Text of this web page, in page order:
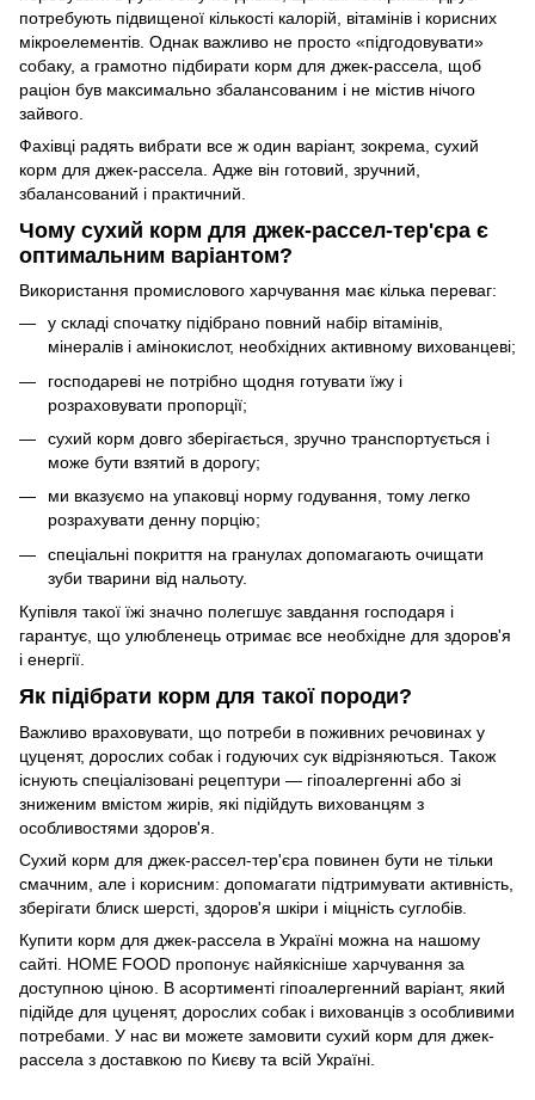
потребують підвищеної кількості калорій, вітамінів і корисних
мікроелементів. Однак важливо не просто «підгодовувати»
собаку, а грамотно підбирати корм для джек-рассела, щоб
раціон був максимально збалансованим і не містив нічого
зайвого.
Фахівці радять вибрати все ж один варіант, зокрема, сухий
корм для джек-рассела. Адже він готовий, зручний,
збалансований і практичний.
Чому сухий корм для джек-рассел-тер'єра є
оптимальним варіантом?
Використання промислового харчування має кілька переваг:
у складі спочатку підібрано повний набір вітамінів,
мінералів і амінокислот, необхідних активному вихованцеві;
господареві не потрібно щодня готувати їжу і
розраховувати пропорції;
сухий корм довго зберігається, зручно транспортується і
може бути взятий в дорогу;
ми вказуємо на упаковці норму годування, тому легко
розрахувати денну порцію;
спеціальні покриття на гранулах допомагають очищати
зуби тварини від нальоту.
Купівля такої їжі значно полегшує завдання господаря і
гарантує, що улюбленець отримає все необхідне для здоров'я
і енергії.
Як підібрати корм для такої породи?
Важливо враховувати, що потреби в поживних речовинах у
цуценят, дорослих собак і годуючих сук відрізняються. Також
існують спеціалізовані рецептури — гіпоалергенні або зі
зниженим вмістом жирів, які підійдуть вихованцям з
особливостями здоров'я.
Сухий корм для джек-рассел-тер'єра повинен бути не тільки
смачним, але і корисним: допомагати підтримувати активність,
зберігати блиск шерсті, здоров'я шкіри і міцність суглобів.
Купити корм для джек-рассела в Україні можна на нашому
сайті. HOME FOOD пропонує найякісніше харчування за
доступною ціною. В асортименті гіпоалергенний варіант, який
підійде для цуценят, дорослих собак і вихованців з особливими
потребами. У нас ви можете замовити сухий корм для джек-
рассела з доставкою по Києву та всій Україні.